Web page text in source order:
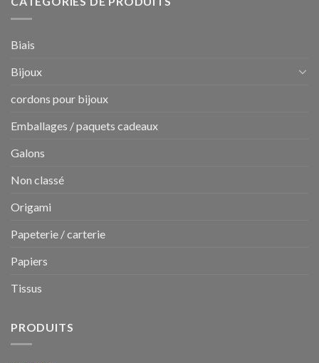
Biais
Bijoux
cordons pour bijoux
Emballages / paquets cadeaux
Galons
Non classé
Origami
Papeterie / carterie
Papiers
Tissus
PRODUITS